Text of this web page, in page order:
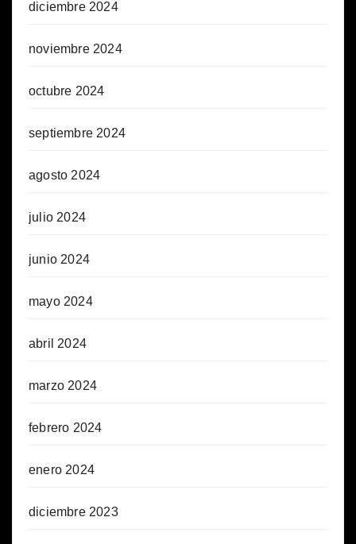
diciembre 2024
noviembre 2024
octubre 2024
septiembre 2024
agosto 2024
julio 2024
junio 2024
mayo 2024
abril 2024
marzo 2024
febrero 2024
enero 2024
diciembre 2023